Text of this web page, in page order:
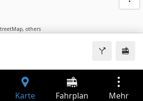
, others
Karte Fahrplan Mehr